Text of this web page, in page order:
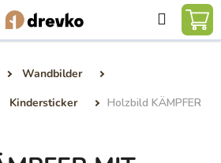
Suchen
Wandbilder
Kindersticker
Holzbild KÄMPFER